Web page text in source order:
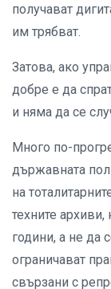
получават
им трябват.
Затова, ако
добре е да
и няма да се
Много по-
държавната
на
техните
години, а не да
ограничават
свързани с